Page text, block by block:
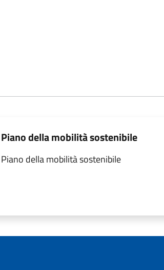
Piano della mobilità sostenibile
Piano della mobilità sostenibile